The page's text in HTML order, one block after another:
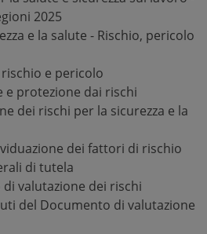
2025
e la salute - Rischio, pericolo
e pericolo
e protezione dai rischi
dei rischi per la sicurezza e la
dei fattori di rischio
di tutela
valutazione dei rischi
del Documento di valutazione